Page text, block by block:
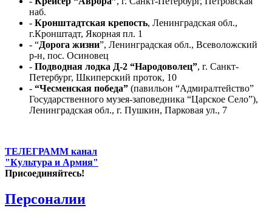
наб.
- Кронштадтская крепость, Ленинградская обл.,
г.Кронштадт, Якорная пл. 1
- “Дорога жизни”, Ленинградская обл., Всеволожский
р-н, пос. Осиновец
- Подводная лодка Д-2 “Народоволец”, г. Санкт-
Петербург, Шкиперский проток, 10
- “Чесменская победа” (павильон “Адмиралтейство”
Государственного музея-заповедника “Царское Село”),
Ленинградская обл., г. Пушкин, Парковая ул., 7
ТЕЛЕГРАММ канал
"Культура и Армия"
Присоединяйтесь!
Персоналии